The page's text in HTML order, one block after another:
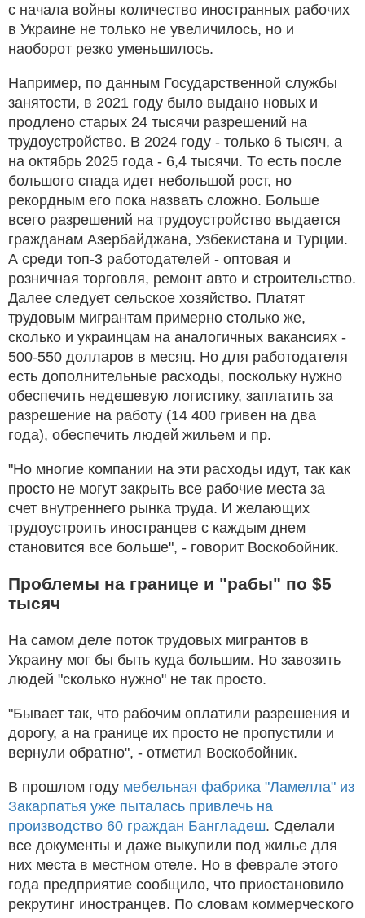
с начала войны количество иностранных рабочих
в Украине не только не увеличилось, но и
наоборот резко уменьшилось.
Например, по данным Государственной службы
занятости, в 2021 году было выдано новых и
продлено старых 24 тысячи разрешений на
трудоустройство. В 2024 году - только 6 тысяч, а
на октябрь 2025 года - 6,4 тысячи. То есть после
большого спада идет небольшой рост, но
рекордным его пока назвать сложно. Больше
всего разрешений на трудоустройство выдается
гражданам Азербайджана, Узбекистана и Турции.
А среди топ-3 работодателей - оптовая и
розничная торговля, ремонт авто и строительство.
Далее следует сельское хозяйство. Платят
трудовым мигрантам примерно столько же,
сколько и украинцам на аналогичных вакансиях -
500-550 долларов в месяц. Но для работодателя
есть дополнительные расходы, поскольку нужно
обеспечить недешевую логистику, заплатить за
разрешение на работу (14 400 гривен на два
года), обеспечить людей жильем и пр.
"Но многие компании на эти расходы идут, так как
просто не могут закрыть все рабочие места за
счет внутреннего рынка труда. И желающих
трудоустроить иностранцев с каждым днем
становится все больше", - говорит Воскобойник.
Проблемы на границе и "рабы" по $5
тысяч
На самом деле поток трудовых мигрантов в
Украину мог бы быть куда большим. Но завозить
людей "сколько нужно" не так просто.
"Бывает так, что рабочим оплатили разрешения и
дорогу, а на границе их просто не пропустили и
вернули обратно", - отметил Воскобойник.
В прошлом году мебельная фабрика "Ламелла" из
Закарпатья уже пыталась привлечь на
производство 60 граждан Бангладеш. Сделали
все документы и даже выкупили под жилье для
них места в местном отеле. Но в феврале этого
года предприятие сообщило, что приостановило
рекрутинг иностранцев. По словам коммерческого